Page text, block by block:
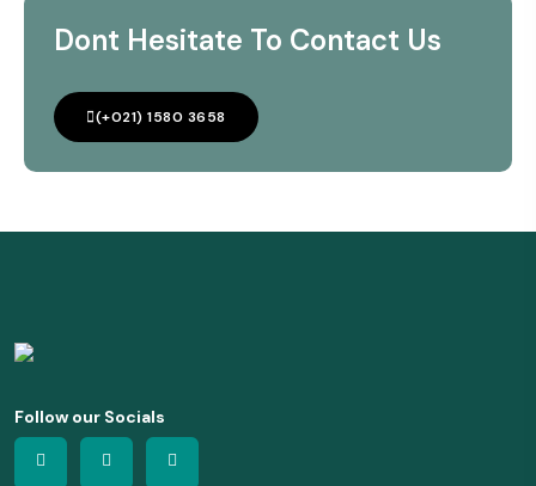
Dont Hesitate To Contact Us
(+021) 1580 3658
Follow our Socials